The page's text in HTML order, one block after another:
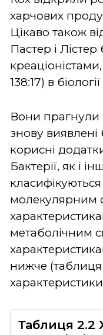
харчових
Цікаво також
Пастер і
138:17) в
Вони прагнули
знову виявлені
корисні
Бактерії, як і
молекулярним
метаболічним
нижче (таблиця
Таблиця 2.2